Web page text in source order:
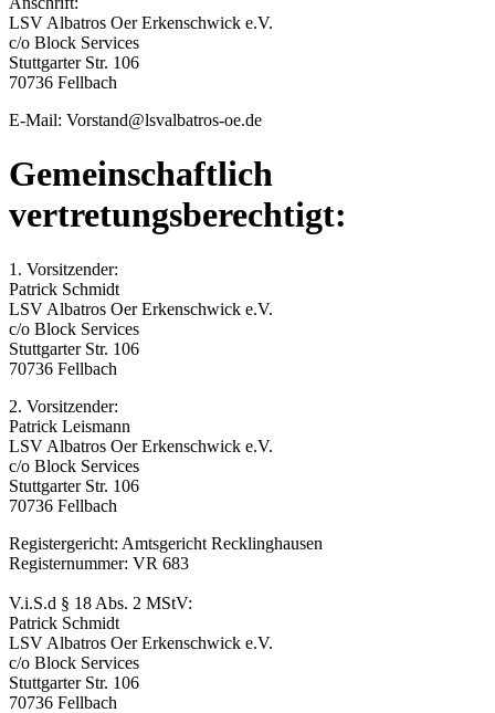
LSV Albatros Oer Erkenschwick e.V.
c/o Block Services
Stuttgarter Str. 106
70736 Fellbach
E-Mail: Vorstand@lsvalbatros-oe.de
Gemeinschaftlich
vertretungsberechtigt:
1. Vorsitzender:
Patrick Schmidt
LSV Albatros Oer Erkenschwick e.V.
c/o Block Services
Stuttgarter Str. 106
70736 Fellbach
2. Vorsitzender:
Patrick Leismann
LSV Albatros Oer Erkenschwick e.V.
c/o Block Services
Stuttgarter Str. 106
70736 Fellbach
Registergericht: Amtsgericht Recklinghausen
Registernummer: VR 683
V.i.S.d § 18 Abs. 2 MStV:
Patrick Schmidt
LSV Albatros Oer Erkenschwick e.V.
c/o Block Services
Stuttgarter Str. 106
70736 Fellbach